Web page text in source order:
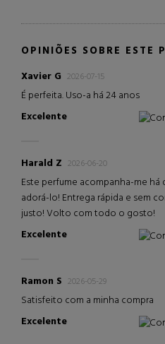
OPINIÕES SOBRE ESTE
Xavier G 2026-07-15
É perfeita. Uso-a há 24 anos
Excelente
Harald Z 2026-06-20
Este perfume acompanha-me
adorá-lo! Entrega rápida e sem
justo! Volto com todo o gosto!
Excelente
Ramon S 2026-05-29
Satisfeito com a minha compra
Excelente